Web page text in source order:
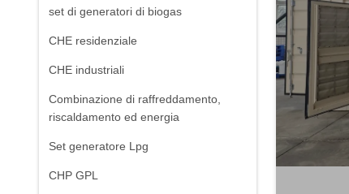
set di generatori di biogas
CHE residenziale
CHE industriali
Combinazione di raffreddamento,
riscaldamento ed energia
Set generatore Lpg
CHP GPL